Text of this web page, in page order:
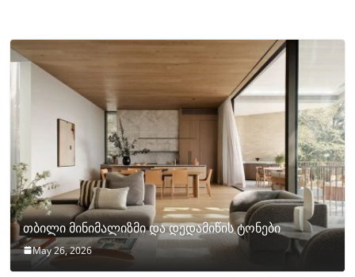
თბილი მინიმალიზმი და დედამიწის ტონები
May 26, 2026